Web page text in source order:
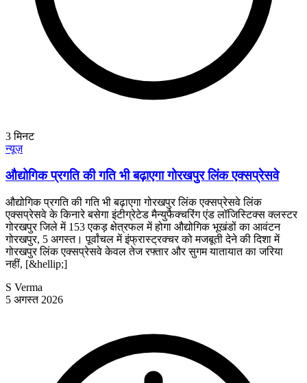
3मिनट
न्यूज़
औद्योगिक प्रगति की गति भी बढ़ाएगा गोरखपुर लिंक एक्सप्रेसवे
औद्योगिक प्रगति की गति भी बढ़ाएगा गोरखपुर लिंक एक्सप्रेसवे लिंक
एक्सप्रेसवे के किनारे बसेगा इंटीग्रेटेड मैन्युफैक्चरिंग एंड लॉजिस्टिक्स क्लस्टर
गोरखपुर जिले में 153 एकड़ क्षेत्रफल में होगा औद्योगिक भूखंडों का आवंटन
गोरखपुर, 5 अगस्त। पूर्वांचल में इंफ्रास्ट्रक्चर को मजबूती देने की दिशा में
गोरखपुर लिंक एक्सप्रेसवे केवल तेज रफ्तार और सुगम यातायात का जरिया
नहीं, [&hellip;]
S Verma
5 अगस्त 2026